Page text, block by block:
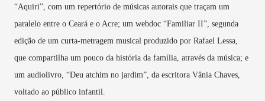
“Aquiri”, com um repertório de músicas autorais que traçam um
paralelo entre o Ceará e o Acre; um webdoc “Familiar II”, segunda
edição de um curta-metragem musical produzido por Rafael Lessa,
que compartilha um pouco da história da família, através da música; e
um audiolivro, “Deu atchim no jardim”, da escritora Vânia Chaves,
voltado ao público infantil.